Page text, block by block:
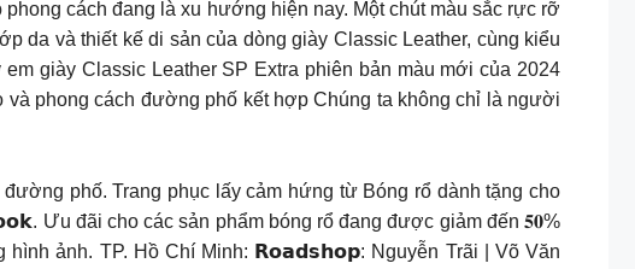
cách đang là xu hướng hiện nay. Một chút màu sắc rực rỡ
da và thiết kế di sản của dòng giày Classic Leather, cùng kiểu
giày Classic Leather SP Extra phiên bản màu mới của 2024
và phong cách đường phố kết hợp Chúng ta không chỉ là người
phố. Trang phục lấy cảm hứng từ Bóng rổ dành tặng cho
Ưu đãi cho các sản phẩm bóng rổ đang được giảm đến 𝟓𝟎%
hình ảnh. TP. Hồ Chí Minh: 𝗥𝗼𝗮𝗱𝘀𝗵𝗼𝗽: Nguyễn Trãi | Võ Văn